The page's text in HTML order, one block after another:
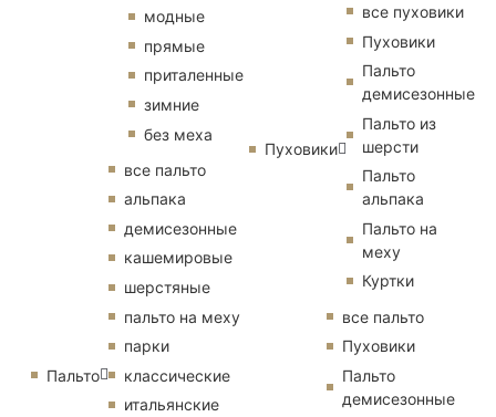
модные
прямые
приталенные
зимние
без меха
Пальто
все пальто
альпака
демисезонные
кашемировые
шерстяные
пальто на меху
парки
классические
итальянские
Пуховики
все пуховики
Пуховики
Пальто
демисезонные
Пальто из
шерсти
Пальто
альпака
Пальто на
меху
Куртки
все пальто
Пуховики
Пальто
демисезонные